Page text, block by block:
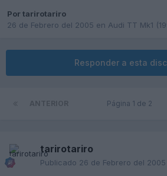
Portarirotariro
26 de Febrero del 2005 en Audi TT Mk1
Responder a esta
Página 1 de 2
tarirotariro
Publicado 26 de Febrero del 2005